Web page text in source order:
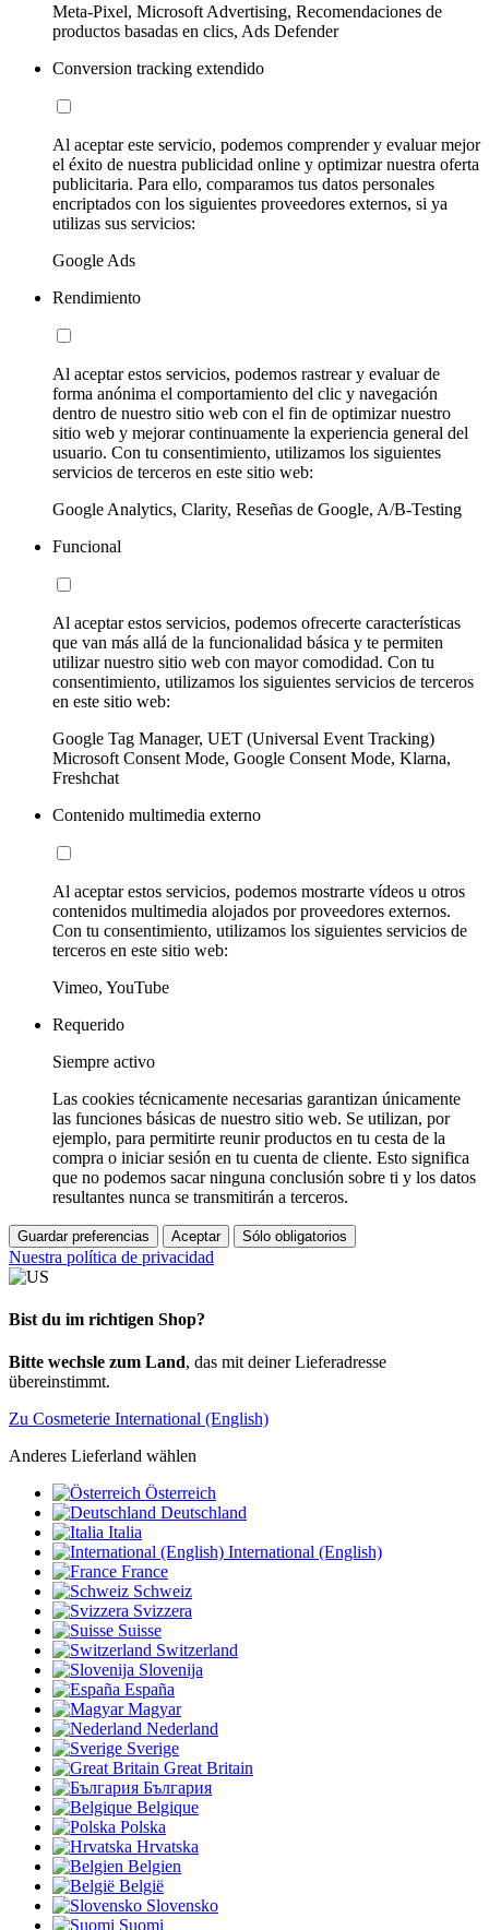
Meta-Pixel, Microsoft Advertising, Recomendaciones de
productos basadas en clics, Ads Defender
Conversion tracking extendido
Al aceptar este servicio, podemos comprender y evaluar mejor
el éxito de nuestra publicidad online y optimizar nuestra oferta
publicitaria. Para ello, comparamos tus datos personales
encriptados con los siguientes proveedores externos, si ya
utilizas sus servicios:
Google Ads
Rendimiento
Al aceptar estos servicios, podemos rastrear y evaluar de
forma anónima el comportamiento del clic y navegación
dentro de nuestro sitio web con el fin de optimizar nuestro
sitio web y mejorar continuamente la experiencia general del
usuario. Con tu consentimiento, utilizamos los siguientes
servicios de terceros en este sitio web:
Google Analytics, Clarity, Reseñas de Google, A/B-Testing
Funcional
Al aceptar estos servicios, podemos ofrecerte características
que van más allá de la funcionalidad básica y te permiten
utilizar nuestro sitio web con mayor comodidad. Con tu
consentimiento, utilizamos los siguientes servicios de terceros
en este sitio web:
Google Tag Manager, UET (Universal Event Tracking)
Microsoft Consent Mode, Google Consent Mode, Klarna,
Freshchat
Contenido multimedia externo
Al aceptar estos servicios, podemos mostrarte vídeos u otros
contenidos multimedia alojados por proveedores externos.
Con tu consentimiento, utilizamos los siguientes servicios de
terceros en este sitio web:
Vimeo, YouTube
Requerido
Siempre activo
Las cookies técnicamente necesarias garantizan únicamente
las funciones básicas de nuestro sitio web. Se utilizan, por
ejemplo, para permitirte reunir productos en tu cesta de la
compra o iniciar sesión en tu cuenta de cliente. Esto significa
que no podemos sacar ninguna conclusión sobre ti y los datos
resultantes nunca se transmitirán a terceros.
Guardar preferencias Aceptar Sólo obligatorios
Nuestra política de privacidad
Bist du im richtigen Shop?
Bitte wechsle zum Land, das mit deiner Lieferadresse
übereinstimmt.
Zu Cosmeterie International (English)
Anderes Lieferland wählen
Österreich
Deutschland
Italia
International (English)
France
Schweiz
Svizzera
Suisse
Switzerland
Slovenija
España
Magyar
Nederland
Sverige
Great Britain
България
Belgique
Polska
Hrvatska
Belgien
België
Slovensko
Suomi